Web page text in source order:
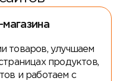
товаров, улучшаем
продуктов,
и работаем с